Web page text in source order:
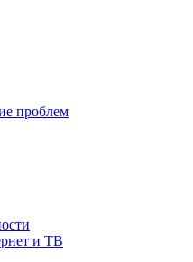
проблем
и ТВ